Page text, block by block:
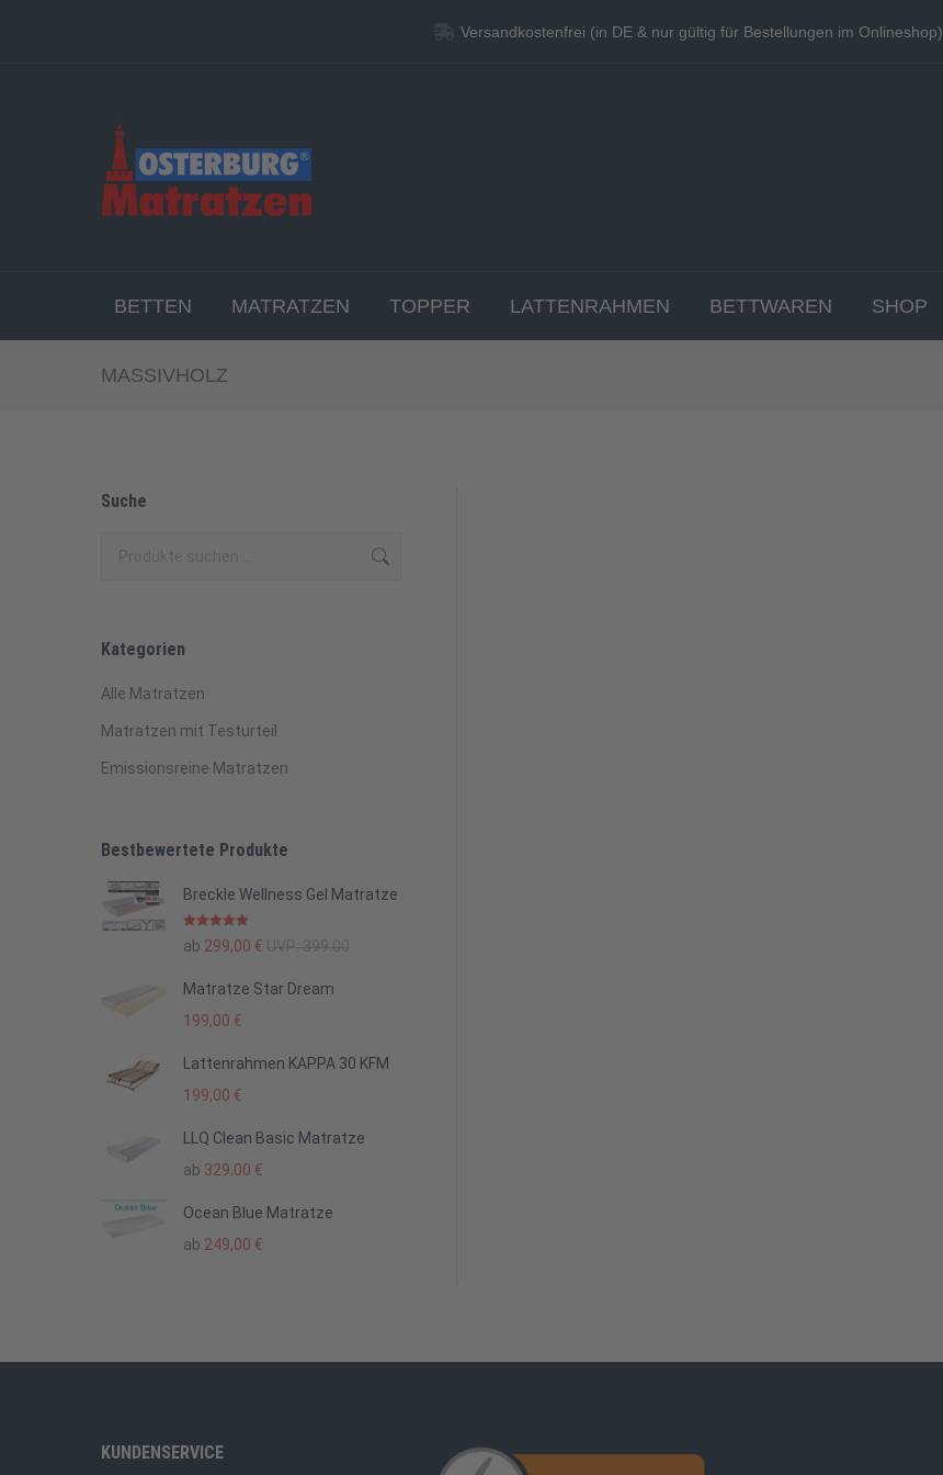
Versandkostenfrei (in DE & nur gültig für Bestellungen im Onlineshop)
BETTEN MATRATZEN TOPPER LATTENRAHMEN BETTWAREN SHOP
MASSIVHOLZ
Suche
Kategorien
Alle Matratzen
Matratzen mit Testurteil
Emissionsreine Matratzen
Bestbewertete Produkte
Breckle Wellness Gel Matratze
Bewertet mit
5.00von 5
ab 299,00 € UVP: 399.00
Matratze Star Dream
199,00 €
Lattenrahmen KAPPA 30 KFM
199,00 €
LLQ Clean Basic Matratze
ab 329,00 €
Ocean Blue Matratze
ab 249,00 €
KUNDENSERVICE
Versandkostenfrei (in DE & nur gültig für Bestellungen im Onlineshop)